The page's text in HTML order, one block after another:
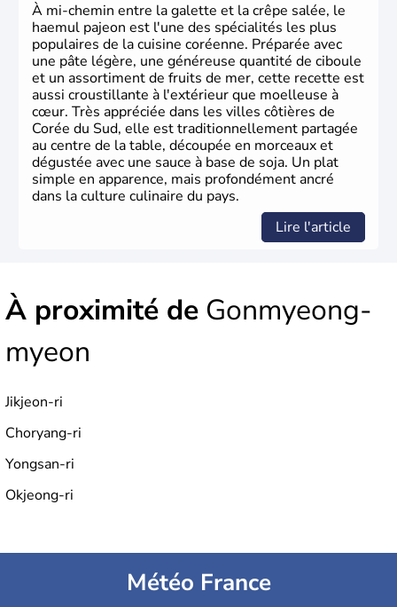
À mi-chemin entre la galette et la crêpe salée, le
haemul pajeon est l'une des spécialités les plus
populaires de la cuisine coréenne. Préparée avec
une pâte légère, une généreuse quantité de ciboule
et un assortiment de fruits de mer, cette recette est
aussi croustillante à l'extérieur que moelleuse à
cœur. Très appréciée dans les villes côtières de
Corée du Sud, elle est traditionnellement partagée
au centre de la table, découpée en morceaux et
dégustée avec une sauce à base de soja. Un plat
simple en apparence, mais profondément ancré
dans la culture culinaire du pays.
Lire l'article
À proximité de Gonmyeong-
myeon
Jikjeon-ri
Choryang-ri
Yongsan-ri
Okjeong-ri
Météo France